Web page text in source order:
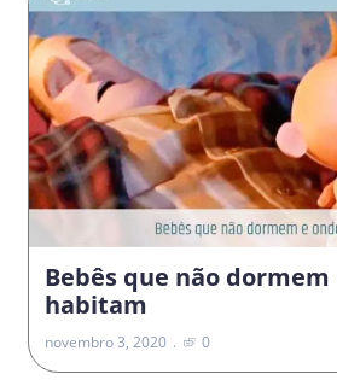
Bebês que não dormem
habitam
novembro 3, 2020 0